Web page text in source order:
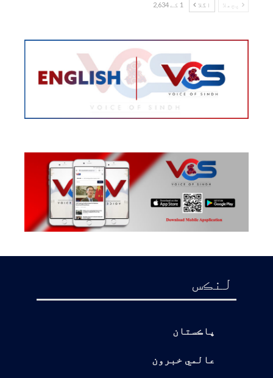
پچھلا اگلا 1 کے 2,634
لنڪس
پاڪستان
عالمي خبرون